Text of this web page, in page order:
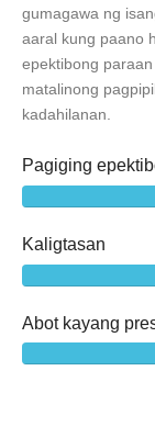
gumagawa ng
aaral kung paano
epektibong
matalinong
kadahilanan.
Pagiging
Kaligtasan
Abot kayang